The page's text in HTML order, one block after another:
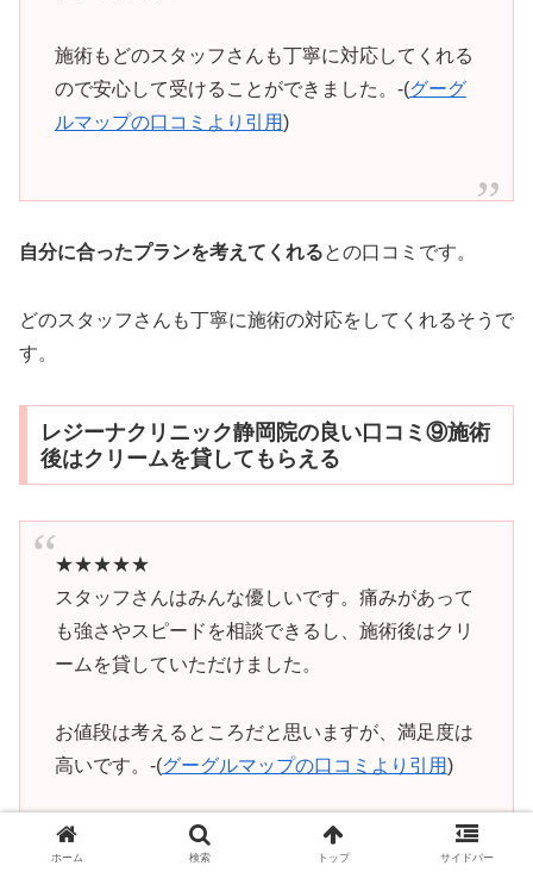
施術もどのスタッフさんも丁寧に対応してくれる
ので安心して受けることができました。-(グーグ
ルマップの口コミより引用)
自分に合ったプランを考えてくれるとの口コミです。
どのスタッフさんも丁寧に施術の対応をしてくれるそうで
す。
レジーナクリニック静岡院の良い口コミ⑨施術
後はクリームを貸してもらえる
★★★★★
スタッフさんはみんな優しいです。痛みがあって
も強さやスピードを相談できるし、施術後はクリ
ームを貸していただけました。
お値段は考えるところだと思いますが、満足度は
高いです。-(グーグルマップの口コミより引用)
ホーム 検索 トップ サイドバー